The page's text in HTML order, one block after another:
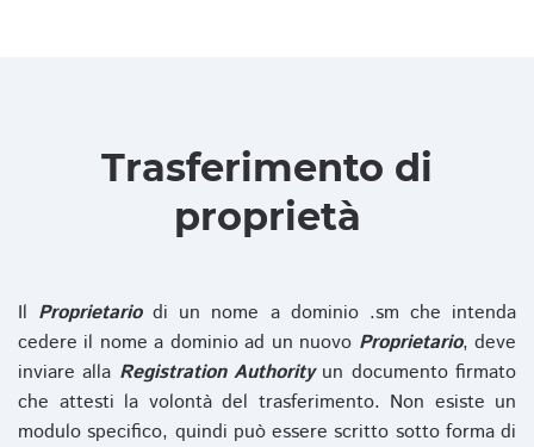
Trasferimento di
proprietà
Il Proprietariodi un nome a dominio .sm che intenda
cedere il nome a dominio ad un nuovo Proprietario, deve
inviare alla Registration Authorityun documento firmato
che attesti la volontà del trasferimento. Non esiste un
modulo specifico, quindi può essere scritto sotto forma di